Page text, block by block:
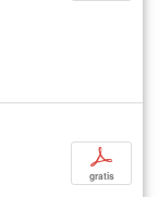
p
gratis